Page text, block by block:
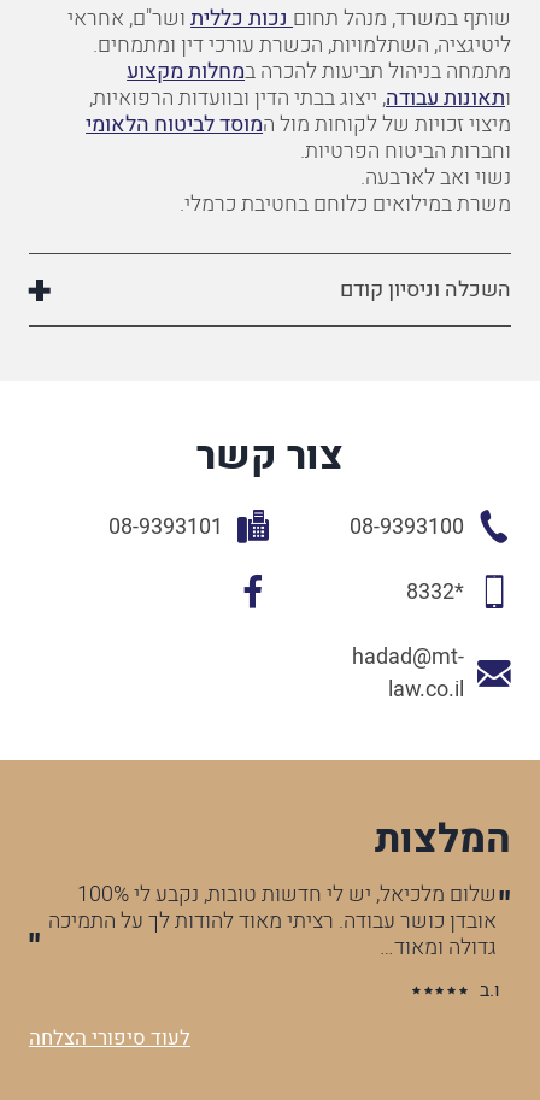
המלצות
שלום מלכיאל, יש לי חדשות טובות, נקבע לי 100%
אובדן כושר עבודה. רציתי מאוד להודות לך על התמיכה
גדולה ומאוד…
ו.ב
לעוד סיפורי הצלחה
שותף במשרד, מנהל תחוםנכות כלליתושר"ם, אחראי
ליטיגציה, השתלמויות, הכשרת עורכי דין ומתמחים.
מתמחה בניהול תביעות להכרה במחלות מקצוע
ותאונות עבודה, ייצוג בבתי הדין ובוועדות הרפואיות,
מיצוי זכויות של לקוחות מול המוסד לביטוח הלאומי
וחברות הביטוח הפרטיות.
נשוי ואב לארבעה.
משרת במילואים כלוחם בחטיבת כרמלי.
השכלה וניסיון קודם
צור קשר
08-9393100
08-9393101
*8332
hadad@mt-
law.co.il